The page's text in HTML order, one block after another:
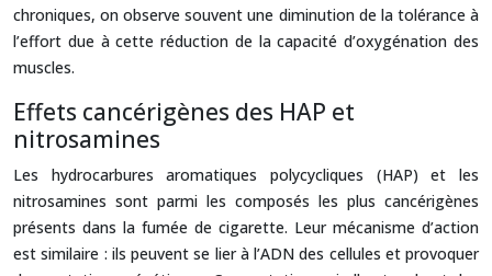
chroniques, on observe souvent une diminution de la tolérance à
l’effort due à cette réduction de la capacité d’oxygénation des
muscles.
Effets cancérigènes des HAP et
nitrosamines
Les hydrocarbures aromatiques polycycliques (HAP) et les
nitrosamines sont parmi les composés les plus cancérigènes
présents dans la fumée de cigarette. Leur mécanisme d’action
est similaire : ils peuvent se lier à l’ADN des cellules et provoquer